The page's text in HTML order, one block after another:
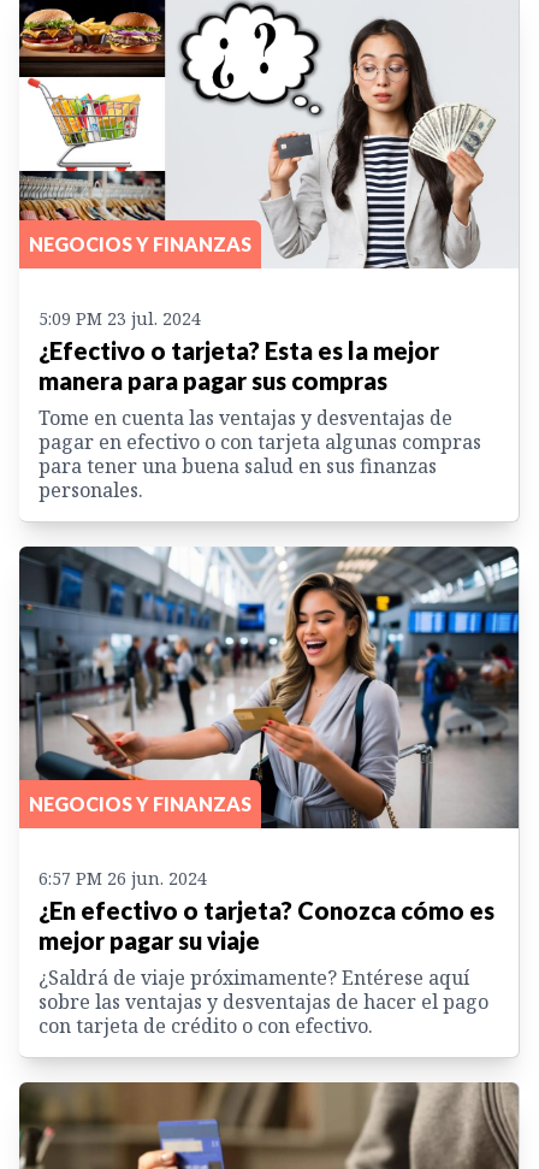
NEGOCIOS Y FINANZAS
5:09 PM 23 jul. 2024
¿Efectivo o tarjeta? Esta es la mejor
manera para pagar sus compras
Tome en cuenta las ventajas y desventajas de
pagar en efectivo o con tarjeta algunas compras
para tener una buena salud en sus finanzas
personales.
NEGOCIOS Y FINANZAS
6:57 PM 26 jun. 2024
¿En efectivo o tarjeta? Conozca cómo es
mejor pagar su viaje
¿Saldrá de viaje próximamente? Entérese aquí
sobre las ventajas y desventajas de hacer el pago
con tarjeta de crédito o con efectivo.